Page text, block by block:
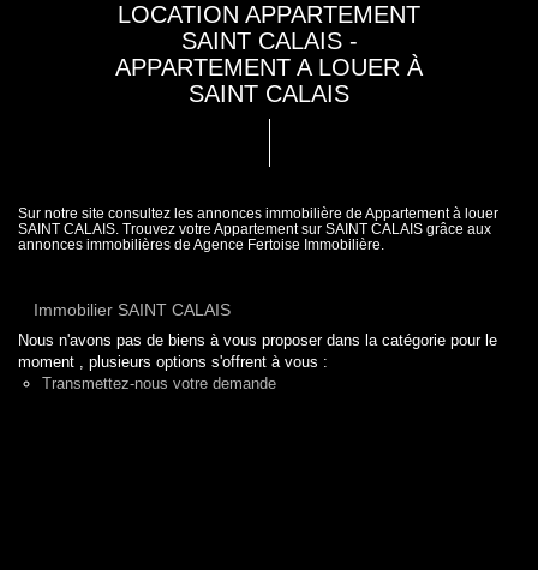
LOCATION APPARTEMENT
SAINT CALAIS -
APPARTEMENT A LOUER À
SAINT CALAIS
Sur notre site consultez les annonces immobilière de Appartement à louer
SAINT CALAIS. Trouvez votre Appartement sur SAINT CALAIS grâce aux
annonces immobilières de Agence Fertoise Immobilière.
Immobilier SAINT CALAIS
Nous n'avons pas de biens à vous proposer dans la catégorie pour le
moment , plusieurs options s'offrent à vous :
Transmettez-nous votre demande